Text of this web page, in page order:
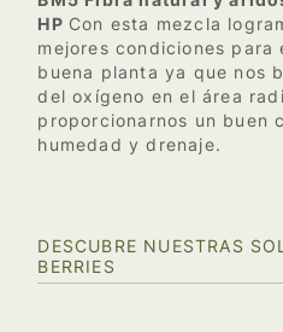
HP Con esta mezcla
mejores condiciones para
buena planta ya que nos
del oxígeno en el área
proporcionarnos un buen
humedad y drenaje.
DESCUBRE NUESTRAS
BERRIES